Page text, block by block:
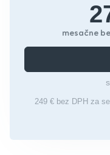
mesačne
249 € bez DPH za